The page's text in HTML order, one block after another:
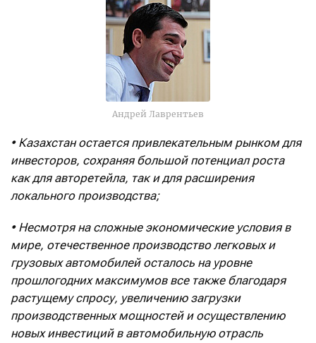
Андрей Лаврентьев
• Казахстан остается привлекательным рынком для
инвесторов, сохраняя большой потенциал роста
как для авторетейла, так и для расширения
локального производства;
• Несмотря на сложные экономические условия в
мире, отечественное производство легковых и
грузовых автомобилей осталось на уровне
прошлогодних максимумов все также благодаря
растущему спросу, увеличению загрузки
производственных мощностей и осуществлению
новых инвестиций в автомобильную отрасль